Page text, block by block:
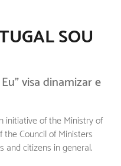
SOU
visa dinamizar e
initiative of the Ministry of
the Council of Ministers
and citizens in general.